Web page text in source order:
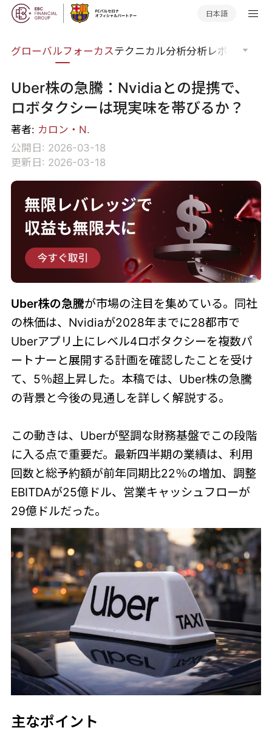
日本語
グローバルフォーカステクニカル分析分析レポート
Uber株の急騰：Nvidiaとの提携で、
ロボタクシーは現実味を帯びるか？
著者: カロン・N.
公開日: 2026-03-18
更新日: 2026-03-18
Uber株の急騰が市場の注目を集めている。同社
の株価は、Nvidiaが2028年までに28都市で
Uberアプリ上にレベル4ロボタクシーを複数パ
ートナーと展開する計画を確認したことを受け
て、5％超上昇した。本稿では、Uber株の急騰
の背景と今後の見通しを詳しく解説する。
この動きは、Uberが堅調な財務基盤でこの段階
に入る点で重要だ。最新四半期の業績は、利用
回数と総予約額が前年同期比22％の増加、調整
EBITDAが25億ドル、営業キャッシュフローが
29億ドルだった。
主なポイント